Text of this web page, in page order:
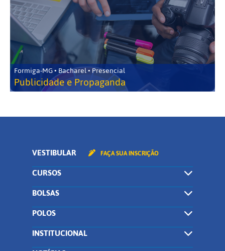
Formiga-MG • Bacharel • Presencial
Publicidade e Propaganda
VESTIBULAR FAÇA SUA INSCRIÇÃO
CURSOS
BOLSAS
POLOS
INSTITUCIONAL